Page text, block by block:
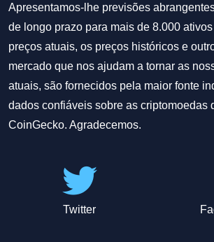
Apresentamos-lhe previsões
de longo prazo para mais de 8.000
preços atuais, os preços históricos e
mercado que nos ajudam a tornar as
atuais, são fornecidos pela maior fonte
dados confiáveis sobre as criptomoedas
CoinGecko. Agradecemos.
Twitter